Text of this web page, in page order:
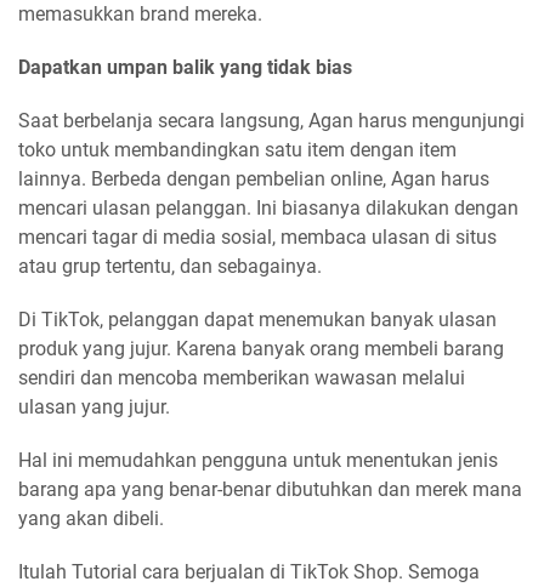
memasukkan brand mereka.
Dapatkan umpan balik yang tidak bias
Saat berbelanja secara langsung, Agan harus mengunjungi
toko untuk membandingkan satu item dengan item
lainnya. Berbeda dengan pembelian online, Agan harus
mencari ulasan pelanggan. Ini biasanya dilakukan dengan
mencari tagar di media sosial, membaca ulasan di situs
atau grup tertentu, dan sebagainya.
Di TikTok, pelanggan dapat menemukan banyak ulasan
produk yang jujur. Karena banyak orang membeli barang
sendiri dan mencoba memberikan wawasan melalui
ulasan yang jujur.
Hal ini memudahkan pengguna untuk menentukan jenis
barang apa yang benar-benar dibutuhkan dan merek mana
yang akan dibeli.
Itulah Tutorial cara berjualan di TikTok Shop. Semoga